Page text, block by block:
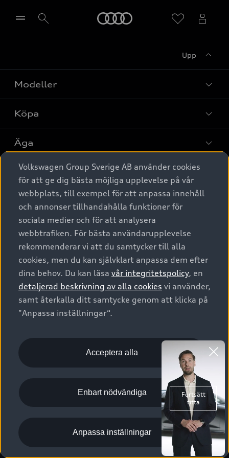
Upp
Modeller
Alla modeller
Elbilar
A6 modellerna
SUV
Avant
Audi Sport
Köpa
Privaterbjudanden
Privatleasing
Nya bilar i lager
Begagnade bilar i lager
Audi approved :plus - så gott som nya
Finansiering
Audi exclusive
Provkörning
Äga
Service & tillbehör
Audi digital services
Originaltillbehör - köp online
Garantier
Försäkring
Digitala manualer för din Audi
Audi Collection – livsstilsartiklar
Vanliga frågor
2G/3G nätet stängs ned - Hur påverkas min bil av detta?
Tjänstebil
Tjänstebil
Business lease online
Företagsleasing
Om Audi Sverige
Kontakta oss
Audi Återförsäljare/-serviceverkstad
myAudi
Pressmeddelanden
Nyhetsbrev
Vårt hållbarhetsarbete
Lediga tjänster huvudkontor
Lediga tjänster hos Audi Återförsäljare
Kommentar till mediauppgifter om dataläcka
© 2026 AUDI SVERIGE. All Rights Reserved.
Utgivare Juridiskt
Juridiskt Audi AG
Juridiskt Audi Digital Giveaway
Anpassa inställningar för cookies
Visselblåsarkanaler
Volkswagen Group Sverige AB använder cookies
för att ge dig bästa möjliga upplevelse på vår
webbplats, till exempel för att anpassa innehåll
och annonser tillhandahålla funktioner för
sociala medier och för att analysera
webbtrafiken. För bästa användarupplevelse
rekommenderar vi att du samtycker till alla
cookies, men du kan självklart anpassa dem efter
dina behov. Du kan läsa vår integritetspolicy, en
detaljerad beskrivning av alla cookies vi använder,
samt återkalla ditt samtycke genom att klicka på
"Anpassa inställningar“.
Acceptera alla
Enbart nödvändiga
Anpassa inställningar